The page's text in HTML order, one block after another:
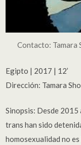
Contacto: Tamara
Egipto | 2017 | 12’
Dirección: Tamara
Sinopsis: Desde 2015
trans han sido
homosexualidad no